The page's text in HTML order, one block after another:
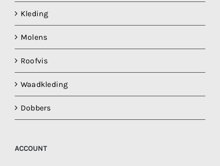
Kleding
Molens
Roofvis
Waadkleding
Dobbers
ACCOUNT